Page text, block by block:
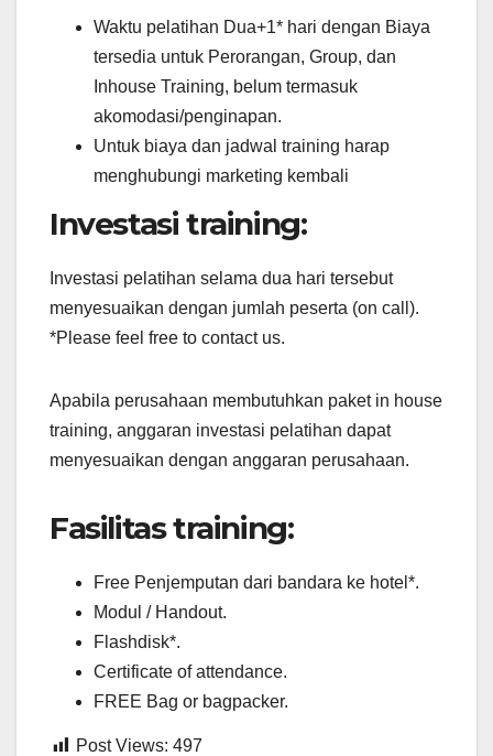
Waktu pelatihan Dua+1* hari dengan Biaya
tersedia untuk Perorangan, Group, dan
Inhouse Training, belum termasuk
akomodasi/penginapan.
Untuk biaya dan jadwal training harap
menghubungi marketing kembali
Investasi training:
Investasi pelatihan selama dua hari tersebut
menyesuaikan dengan jumlah peserta (on call).
*Please feel free to contact us.
Apabila perusahaan membutuhkan paket in house
training, anggaran investasi pelatihan dapat
menyesuaikan dengan anggaran perusahaan.
Fasilitas training:
Free Penjemputan dari bandara ke hotel*.
Modul / Handout.
Flashdisk*.
Certificate of attendance.
FREE Bag or bagpacker.
Post Views: 497